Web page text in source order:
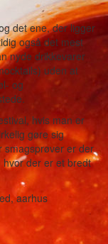
det ene, der ligger
også det mest
nyde drikkevarer
uden at
og
hvis man er
gøre sig
smagsprøver er der
hvor der er et bredt